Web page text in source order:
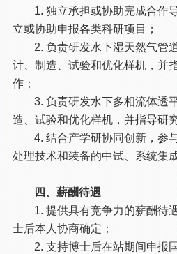
1. 独立承担或协助完成合作
立或协助申报各类科研项目；
2. 负责研发水下湿天然气管
计、制造、试验和优化样机，并
作；
3. 负责研发水下多相流体透
造、试验和优化样机，并指导研
4. 结合产学研协同创新，参
处理技术和装备的中试、系统集
四、薪酬待遇
1. 提供具有竞争力的薪酬待
士后本人协商确定；
2. 支持博士后在站期间申报